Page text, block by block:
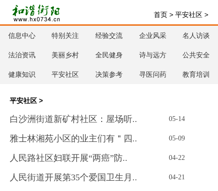
首页 > 平安社区 >
信息中心 特别关注 经验交流 企业风采 名人访谈
法治资讯 美丽乡村 全民健身 诗与远方 公共安全
健康知识 平安社区 决策参考 寻医问药 教育培训
平安社区 >
白沙洲街道新矿村社区：屋场听.. 05-14
雅士林湘苑小区的业主们有＂四.. 05-09
人民路社区妇联开展“两癌”防.. 04-22
人民街道开展第35个爱国卫生月.. 04-21